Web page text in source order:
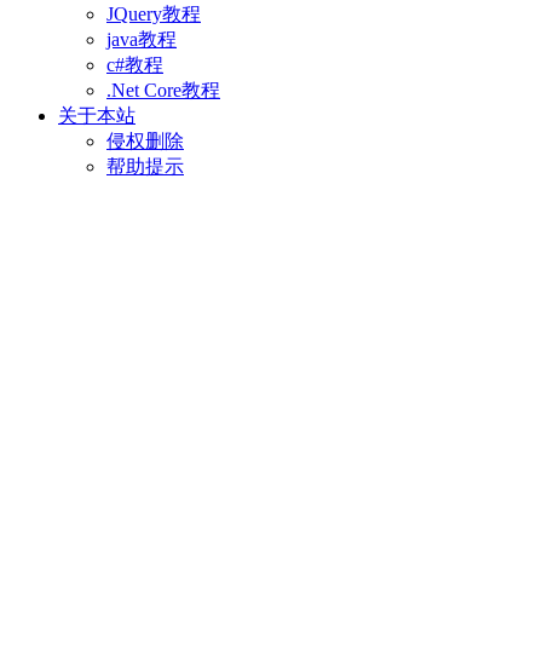
JQuery教程
java教程
c#教程
.Net Core教程
关于本站
侵权删除
帮助提示